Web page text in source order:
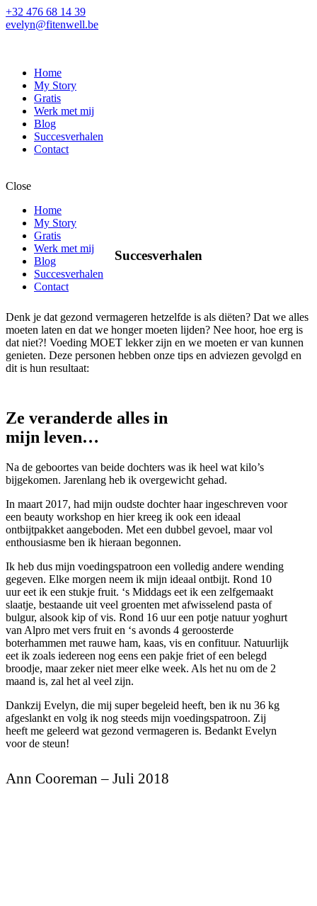
+32 476 68 14 39
evelyn@fitenwell.be
Home
My Story
Gratis
Werk met mij
Blog
Succesverhalen
Contact
Close
Home
My Story
Gratis
Werk met mij
Blog
Succesverhalen
Contact
Succesverhalen
Denk je dat gezond vermageren hetzelfde is als diëten? Dat we alles
moeten laten en dat we honger moeten lijden? Nee hoor, hoe erg is
dat niet?! Voeding MOET lekker zijn en we moeten er van kunnen
genieten. Deze personen hebben onze tips en adviezen gevolgd en
dit is hun resultaat:
Ze veranderde alles in
mijn leven…
Na de geboortes van beide dochters was ik heel wat kilo’s
bijgekomen. Jarenlang heb ik overgewicht gehad.
In maart 2017, had mijn oudste dochter haar ingeschreven voor
een beauty workshop en hier kreeg ik ook een ideaal
ontbijtpakket aangeboden. Met een dubbel gevoel, maar vol
enthousiasme ben ik hieraan begonnen.
Ik heb dus mijn voedingspatroon een volledig andere wending
gegeven. Elke morgen neem ik mijn ideaal ontbijt. Rond 10
uur eet ik een stukje fruit. ‘s Middags eet ik een zelfgemaakt
slaatje, bestaande uit veel groenten met afwisselend pasta of
bulgur, alsook kip of vis. Rond 16 uur een potje natuur yoghurt
van Alpro met vers fruit en ‘s avonds 4 geroosterde
boterhammen met rauwe ham, kaas, vis en confituur. Natuurlijk
eet ik zoals iedereen nog eens een pakje friet of een belegd
broodje, maar zeker niet meer elke week. Als het nu om de 2
maand is, zal het al veel zijn.
Dankzij Evelyn, die mij super begeleid heeft, ben ik nu 36 kg
afgeslankt en volg ik nog steeds mijn voedingspatroon. Zij
heeft me geleerd wat gezond vermageren is. Bedankt Evelyn
voor de steun!
Ann Cooreman – Juli 2018